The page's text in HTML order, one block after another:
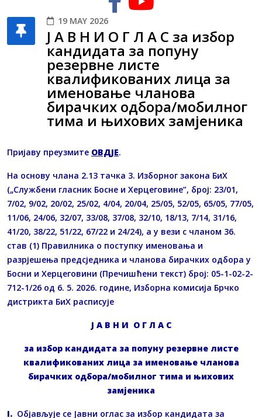
19 MAY 2026
Ј А В Н И О Г Л А С за избор
кандидата за попуну
резервне листе
квалификованих лица за
именовање чланова
бирачких одбора/мобилног
тима и њихових замјеника
Пријаву преузмите OВДЈЕ.
На основу члана 2.13 тачка 3. Изборног закона БиХ
(„Службени гласник Босне и Херцеговине”, број: 23/01,
7/02, 9/02, 20/02, 25/02, 4/04, 20/04, 25/05, 52/05, 65/05, 77/05,
11/06, 24/06, 32/07, 33/08, 37/08, 32/10, 18/13, 7/14, 31/16,
41/20, 38/22, 51/22, 67/22 и 24/24), а у вези с чланом 36.
став (1) Правилника о поступку именовања и
разрјешења предсједника и чланова бирачких одбора у
Босни и Херцеговини (Пречишћени текст) број: 05-1-02-2-
712-1/26 од 6. 5. 2026. године, Изборна комисија Брчко
дистрикта БиХ расписује
Ј А В Н И О Г Л А С
за избор кандидата за попуну резервне листе
квалификованих лица за именовање чланова
бирачких одбора/мобилног тима и њихових
замјеника
I. Објављује се Јавни оглас за избор кандидата за